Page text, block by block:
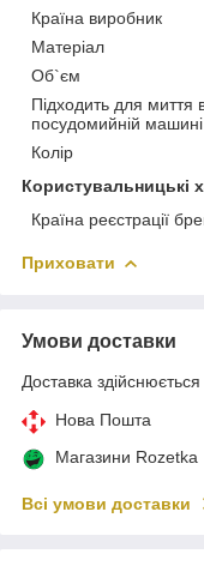
Країна виробник
Матеріал
Об`єм
Підходить для миття
посудомийній машині
Колір
Користувальницькі
Країна реєстрації
Приховати
Умови доставки
Доставка
Нова Пошта
Магазини Rozetka
Всі умови доставки